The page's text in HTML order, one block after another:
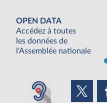
OPEN DATA
Accédez à toutes
les données de
l'Assemblée nationale